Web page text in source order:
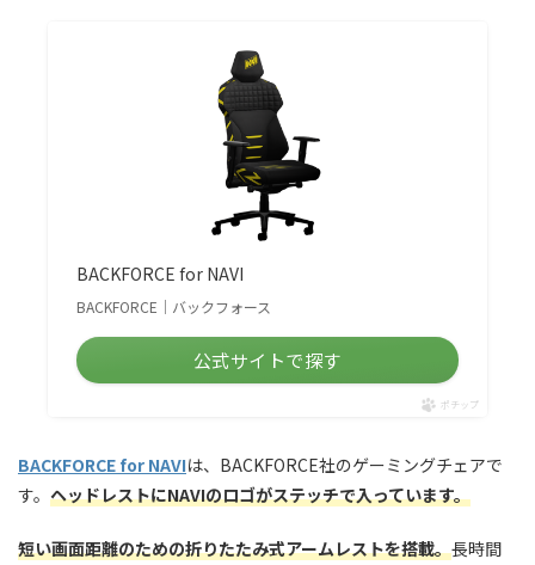
BACKFORCE for NAVI
BACKFORCE｜バックフォース
公式サイトで探す
ポチップ
BACKFORCE for NAVIは、BACKFORCE社のゲーミングチェアで
す。 ヘッドレストにNAVIのロゴがステッチで入っています。
短い画面距離のための折りたたみ式アームレストを搭載。長時間